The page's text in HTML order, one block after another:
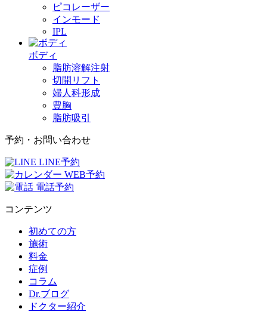
ピコレーザー
インモード
IPL
ボディ
脂肪溶解注射
切開リフト
婦人科形成
豊胸
脂肪吸引
予約・お問い合わせ
LINE予約
WEB予約
電話予約
コンテンツ
初めての方
施術
料金
症例
コラム
Dr.ブログ
ドクター紹介